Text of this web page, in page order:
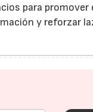
para
y reforzar